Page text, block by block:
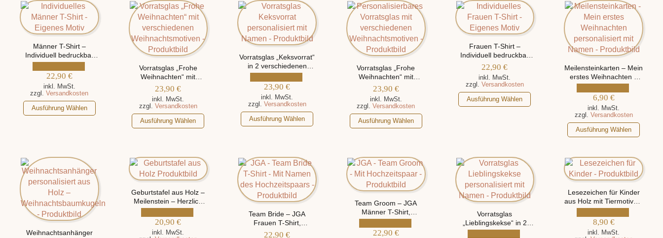
Männer T-Shirt –
Individuell bedruckbar
mit eigenem Motiv
22,90 €
inkl. MwSt.
zzgl.Versandkosten
Ausführung Wählen
Dieses
Produkt
auf.
Die
Optionen
können
auf
der
gewählt
Vorratsglas „Frohe
Weihnachten“ mit
verschiedenen
Weihnachtsmotiven
23,90€
inkl. MwSt.
zzgl. Versandkosten
Ausführung Wählen
Dieses
Produkt
Varianten
auf.
Die
Optionen
können
auf
Vorratsglas „Keksvorrat“
in 2 verschiedenen
Größen, personalisiert
mit Namen
23,90€
inkl. MwSt.
zzgl. Versandkosten
Ausführung Wählen
Dieses
Produkt
Varianten
auf.
Die
Optionen
können
auf
Produktseite
Vorratsglas „Frohe
Weihnachten“ mit
verschiedenen
Weihnachtsmotiven,
personalisiert mit Namen
23,90 €
inkl. MwSt.
zzgl.Versandkosten
Ausführung Wählen
Dieses
Produkt
Varianten
auf.
Die
Optionen
können
der
Frauen T-Shirt –
Individuell bedruckbar
mit eigenem Motiv
22,90€
inkl. MwSt.
zzgl. Versandkosten
Ausführung Wählen
Dieses
Produkt
Die
Optionen
können
auf
Produktseite
gewählt
Meilensteinkarten – Mein
erstes Weihnachten –
mit 2 verschiedenen
Motiven, personalisiert
mit Namen
6,90 €
inkl. MwSt.
zzgl. Versandkosten
Ausführung Wählen
Dieses
Produkt
mehrere
Varianten
auf.
Die
Optionen
Weihnachtsanhänger
Geburtstafel aus Holz –
Meilenstein – Herzlich
Willkommen auf der
Welt, personalisiert mit
Namen und
Geburtsdaten
20,90€
inkl. MwSt.
Team Bride – JGA
Frauen T-Shirt,
personalisiert mit Namen
22,90€
Team Groom – JGA
Männer T-Shirt,
personalisiert mit Namen
des Hochzeitspaars
22,90 €
Vorratsglas
„Lieblingskekse“ in 2
verschiedenen Größen,
Lesezeichen für Kinder
aus Holz mit Tiermotiven,
personalisiert mit Name
8,90 €
inkl. MwSt.